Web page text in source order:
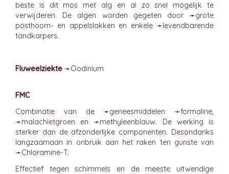
beste is dit mos met alg en al zo snel mogelijk te
verwijderen. De algen worden gegeten door ➛grote
posthoorn- en appelslakken en enkele ➛levendbarende
tandkarpers.
Fluweelziekte ➛Oodinium
FMC
Combinatie van de ➛geneesmiddelen ➛formaline,
➛malachietgroen en ➛methyleenblauw. De werking is
sterker dan de afzonderlijke componenten. Desondanks
langzaamaan in onbruik aan het raken ten gunste van
➛Chloramine-T.
Effectief tegen schimmels en de meeste uitwendige